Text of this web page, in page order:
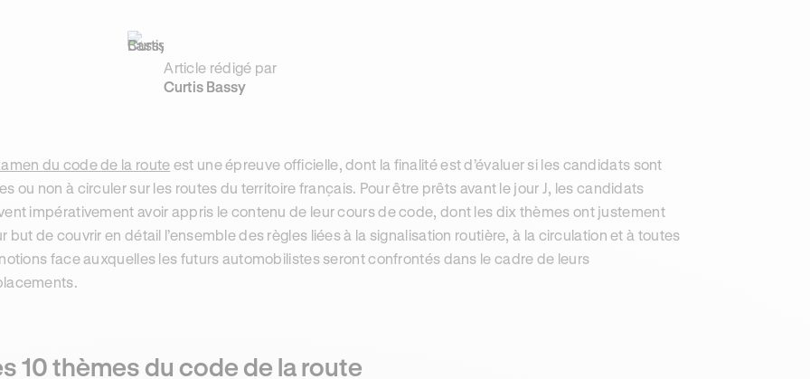
Article rédigé par
Curtis Bassy
du code de la route est une épreuve officielle, dont la finalité est d’évaluer si les candidats sont
ou non à circuler sur les routes du territoire français. Pour être prêts avant le jour J, les candidats
impérativement avoir appris le contenu de leur cours de code, dont les dix thèmes ont justement
but de couvrir en détail l’ensemble des règles liées à la signalisation routière, à la circulation et à toutes
face auxquelles les futurs automobilistes seront confrontés dans le cadre de leurs
10 thèmes du code de la route